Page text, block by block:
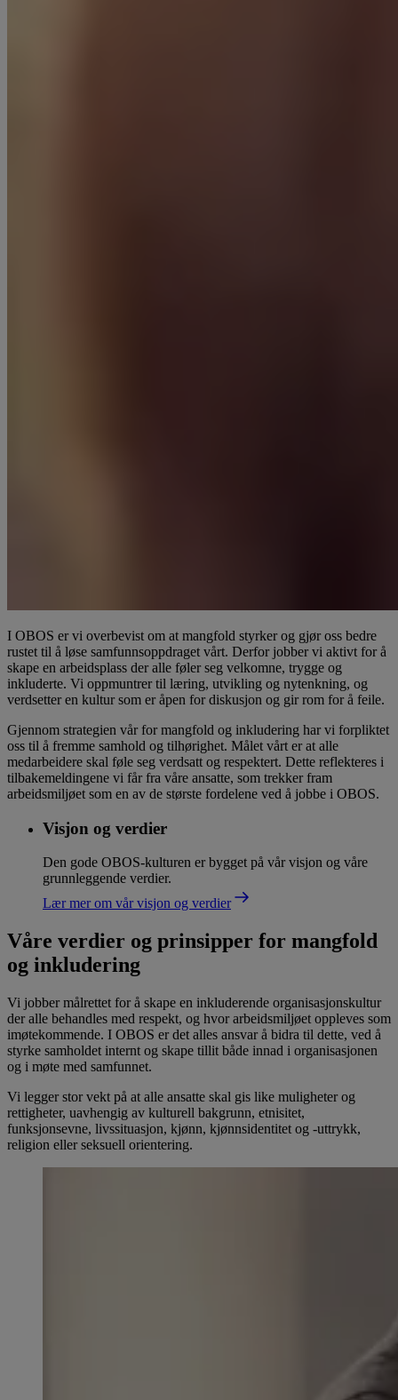
I OBOS er vi overbevist om at mangfold styrker og gjør oss bedre
rustet til å løse samfunnsoppdraget vårt. Derfor jobber vi aktivt for å
skape en arbeidsplass der alle føler seg velkomne, trygge og
inkluderte. Vi oppmuntrer til læring, utvikling og nytenkning, og
verdsetter en kultur som er åpen for diskusjon og gir rom for å feile.
Gjennom strategien vår for mangfold og inkludering har vi forpliktet
oss til å fremme samhold og tilhørighet. Målet vårt er at alle
medarbeidere skal føle seg verdsatt og respektert. Dette reflekteres i
tilbakemeldingene vi får fra våre ansatte, som trekker fram
arbeidsmiljøet som en av de største fordelene ved å jobbe i OBOS.
Visjon og verdier
Den gode OBOS-kulturen er bygget på vår visjon og våre
grunnleggende verdier.
Lær mer om vår visjon og verdier
Våre verdier og prinsipper for mangfold
og inkludering
Vi jobber målrettet for å skape en inkluderende organisasjonskultur
der alle behandles med respekt, og hvor arbeidsmiljøet oppleves som
imøtekommende. I OBOS er det alles ansvar å bidra til dette, ved å
styrke samholdet internt og skape tillit både innad i organisasjonen
og i møte med samfunnet.
Vi legger stor vekt på at alle ansatte skal gis like muligheter og
rettigheter, uavhengig av kulturell bakgrunn, etnisitet,
funksjonsevne, livssituasjon, kjønn, kjønnsidentitet og -uttrykk,
religion eller seksuell orientering.